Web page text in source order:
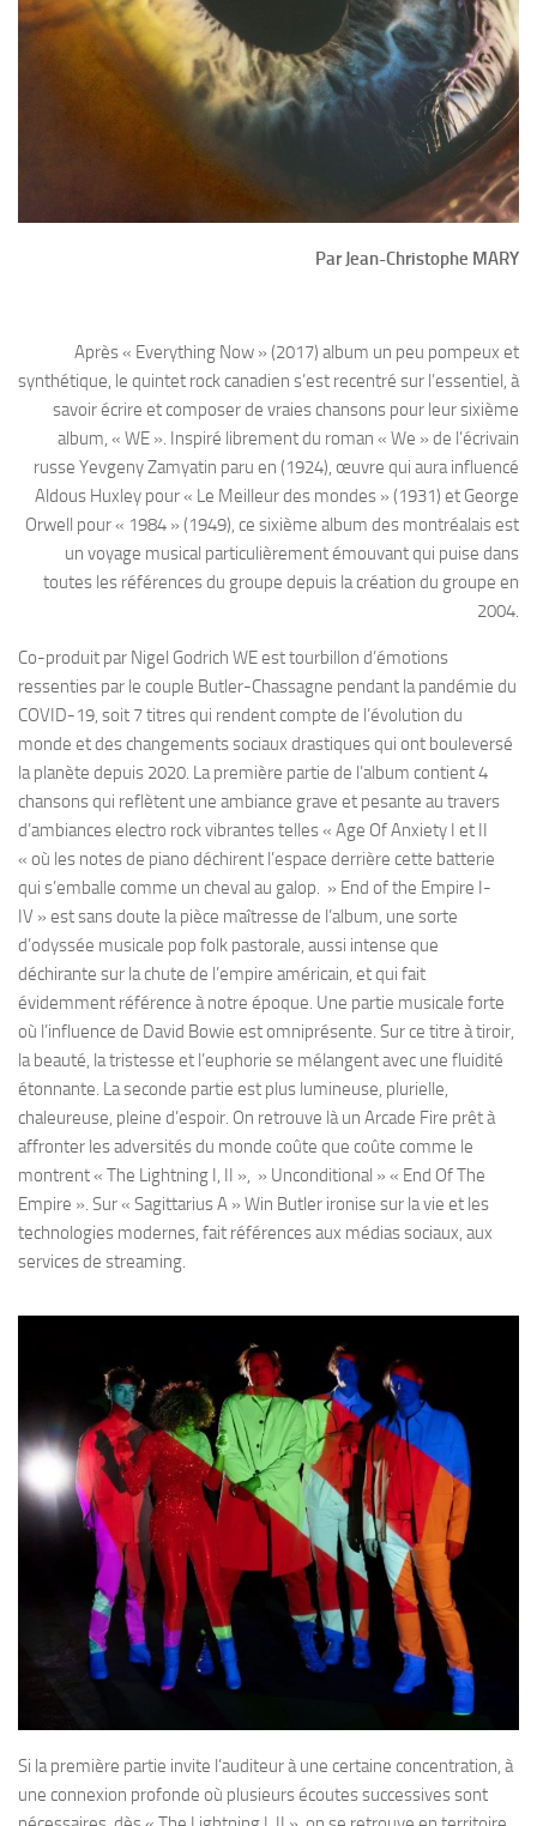
Par Jean-Christophe MARY
Après « Everything Now » (2017) album un peu pompeux et
synthétique, le quintet rock canadien s’est recentré sur l’essentiel, à
savoir écrire et composer de vraies chansons pour leur sixième
album, « WE ». Inspiré librement du roman « We » de l’écrivain
russe Yevgeny Zamyatin paru en (1924), œuvre qui aura influencé
Aldous Huxley pour « Le Meilleur des mondes » (1931) et George
Orwell pour « 1984 » (1949), ce sixième album des montréalais est
un voyage musical particulièrement émouvant qui puise dans
toutes les références du groupe depuis la création du groupe en
2004.
Co-produit par Nigel Godrich WE est tourbillon d’émotions
ressenties par le couple Butler-Chassagne pendant la pandémie du
COVID-19, soit 7 titres qui rendent compte de l’évolution du
monde et des changements sociaux drastiques qui ont bouleversé
la planète depuis 2020. La première partie de l’album contient 4
chansons qui reflètent une ambiance grave et pesante au travers
d’ambiances electro rock vibrantes telles « Age Of Anxiety I et II
« où les notes de piano déchirent l’espace derrière cette batterie
qui s’emballe comme un cheval au galop. » End of the Empire I-
IV » est sans doute la pièce maîtresse de l’album, une sorte
d’odyssée musicale pop folk pastorale, aussi intense que
déchirante sur la chute de l’empire américain, et qui fait
évidemment référence à notre époque. Une partie musicale forte
où l’influence de David Bowie est omniprésente. Sur ce titre à tiroir,
la beauté, la tristesse et l’euphorie se mélangent avec une fluidité
étonnante. La seconde partie est plus lumineuse, plurielle,
chaleureuse, pleine d’espoir. On retrouve là un Arcade Fire prêt à
affronter les adversités du monde coûte que coûte comme le
montrent « The Lightning I, II », » Unconditional » « End Of The
Empire ». Sur « Sagittarius A » Win Butler ironise sur la vie et les
technologies modernes, fait références aux médias sociaux, aux
services de streaming.
Si la première partie invite l’auditeur à une certaine concentration, à
une connexion profonde où plusieurs écoutes successives sont